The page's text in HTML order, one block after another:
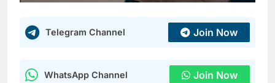
Telegram Channel Join Now
WhatsApp Channel Join Now